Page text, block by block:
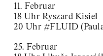
11. Februar
18 Uhr Ryszard Kisiel
20 Uhr #FLUID
25. Februar